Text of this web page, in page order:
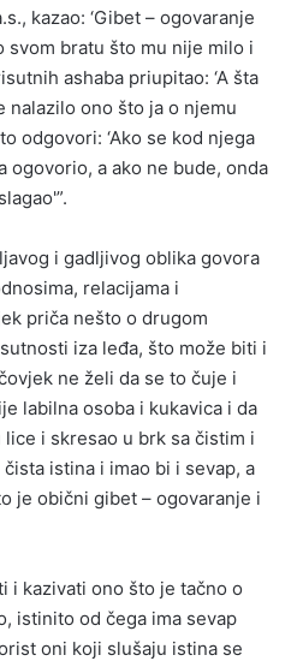
kazao: ‘Gibet – ogovaranje
svom bratu što mu nije milo i
ashaba priupitao: ‘A šta
nalazilo ono što ja o njemu
odgovori: ‘Ako se kod njega
ogovorio, a ako ne bude, onda
i gadljivog oblika govora
relacijama i
priča nešto o drugom
iza leđa, što može biti i
ne želi da se to čuje i
labilna osoba i kukavica i da
i skresao u brk sa čistim i
istina i imao bi i sevap, a
je obični gibet – ogovaranje i
i kazivati ono što je tačno o
istinito od čega ima sevap
oni koji slušaju istina se